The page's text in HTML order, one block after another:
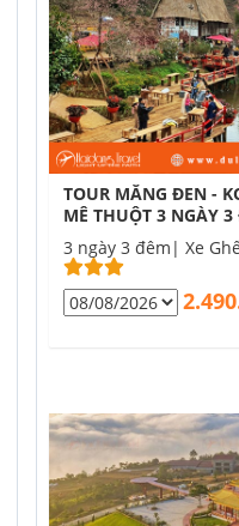
TOUR MĂNG ĐEN -
MÊ THUỘT 3 NGÀY 3
3 ngày 3 đêm| Xe